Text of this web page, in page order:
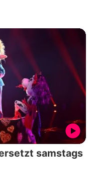
samstags